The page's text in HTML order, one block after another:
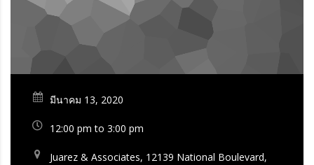
มีนาคม 13, 2020
12:00 pm to 3:00 pm
Juarez & Associates, 12139 National Boulevard,